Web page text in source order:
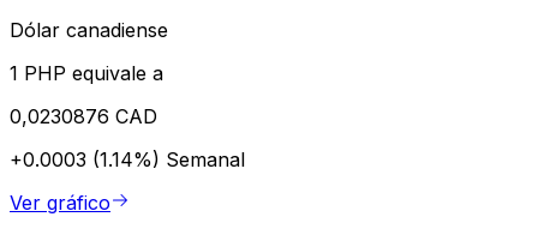
Dólar canadiense
1 PHP equivale a
0,0230876 CAD
+0.0003 (1.14%) Semanal
Ver gráfico